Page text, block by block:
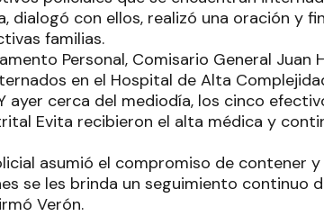
dialogó con ellos, realizó una oración y
familias.
Personal, Comisario General Juan
en el Hospital de Alta
ayer cerca del mediodía, los cinco
Evita recibieron el alta médica y
asumió el compromiso de contener
se les brinda un seguimiento continuo
Verón.